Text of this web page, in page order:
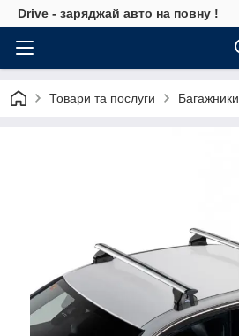
Drive - заряджай авто на повну !
Товари та послуги Багажники